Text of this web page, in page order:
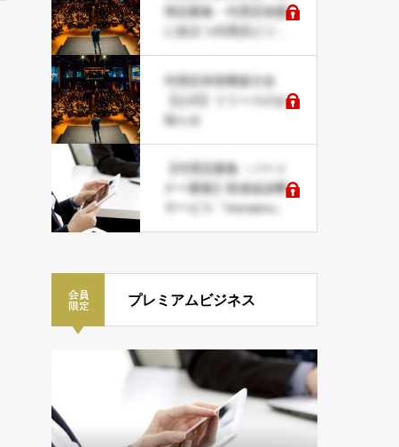
理店募集・代理店加盟
に役立つ代理店ビジネ
代理店本部構築大全
【公式】リリースのお
知らせ
【代理店募集・パート
ナー募集】助成金診断
サービス『moraeru』
プレミアムビジネス